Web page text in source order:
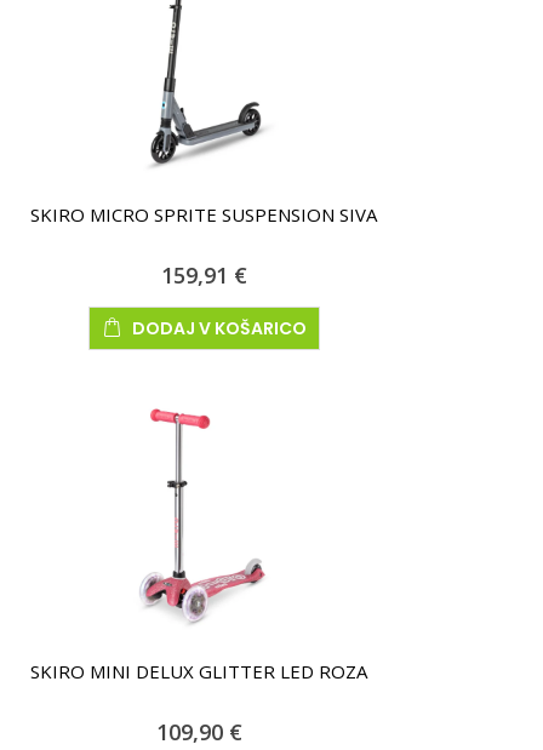
SKIRO MICRO SPRITE SUSPENSION SIVA
159,91 €
DODAJ V KOŠARICO
SKIRO MINI DELUX GLITTER LED ROZA
109,90 €